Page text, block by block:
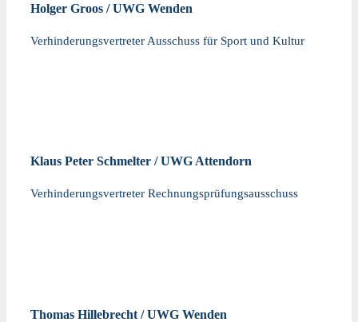
Holger Groos / UWG Wenden
Verhinderungsvertreter Ausschuss für Sport und Kultur
Klaus Peter Schmelter / UWG Attendorn
Verhinderungsvertreter Rechnungsprüfungsausschuss
Thomas Hillebrecht / UWG Wenden